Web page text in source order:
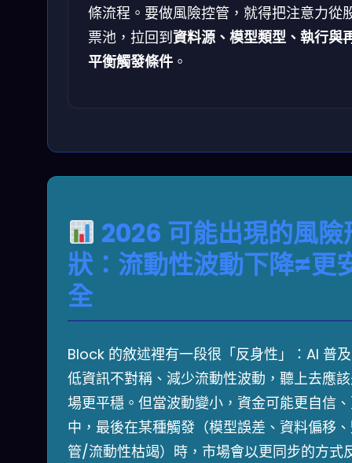
條流程。要做風險控管，就得把注意力從
票池，拉回到資料源、模型類型、執行與
平衡觸發條件 。
2026 可能出現的風險
狀：流動性波動下降≠更
全
Block 的敘述裡有一段很「反身性」：AI 普
低資訊不對稱、減少流動性波動，聽上去應
場更平穩。但當波動變小，資金可能更自信
中，最後在某種觸發（模型誤差、資料偏移
管/流動性枯竭）時，市場會以更同步的方式